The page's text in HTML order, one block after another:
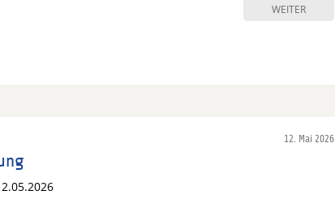
WEITER
12. Mai 2026